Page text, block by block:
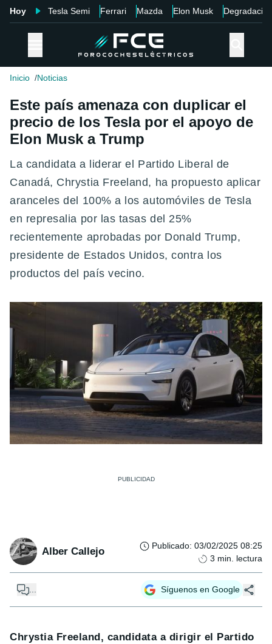
Hoy Tesla Semi Ferrari Mazda Elon Musk Degradación
Inicio Noticias
Este país amenaza con duplicar el
precio de los Tesla por el apoyo de
Elon Musk a Trump
La candidata a liderar el Partido Liberal de
Canadá, Chrystia Freeland, ha propuesto aplicar
aranceles del 100% a los automóviles de Tesla
en represalia por las tasas del 25%
recientemente aprobadas por Donald Trump,
presidente de Estados Unidos, contra los
productos del país vecino.
Alber Callejo Publicado: 03/02/2025 08:25
3 min. lectura
... Síguenos en Google
Chrystia Freeland, candidata a dirigir el Partido